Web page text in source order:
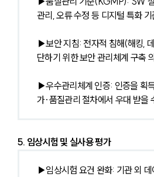
관리, 오류 수정 등 디지털 특화
▶보안 지침: 전자적 침해(해킹,
단하기 위한 보안 관리체계 구축
▶우수관리체계 인증: 인증을 획
가·품질관리 절차에서 우대 받을
5. 임상시험 및 실사용 평가
▶임상시험 요건 완화: 기관 외 데